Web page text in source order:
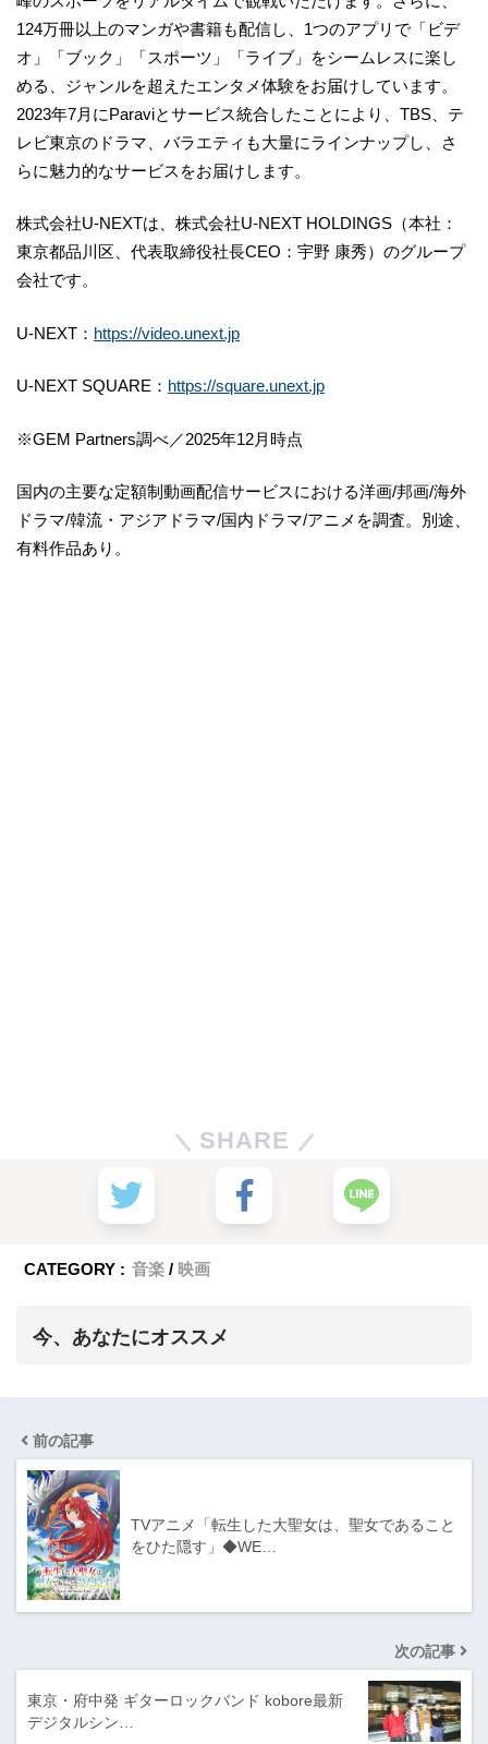
124万冊以上のマンガや書籍も配信し、1つのアプリで「ビデ
オ」「ブック」「スポーツ」「ライブ」をシームレスに楽し
める、ジャンルを超えたエンタメ体験をお届けしています。
2023年7月にParaviとサービス統合したことにより、TBS、テ
レビ東京のドラマ、バラエティも大量にラインナップし、さ
らに魅力的なサービスをお届けします。
株式会社U-NEXTは、株式会社U-NEXT HOLDINGS（本社：
東京都品川区、代表取締役社長CEO：宇野 康秀）のグループ
会社です。
U-NEXT： https://video.unext.jp
U-NEXT SQUARE： https://square.unext.jp
※GEM Partners調べ／2025年12月時点
国内の主要な定額制動画配信サービスにおける洋画/邦画/海外
ドラマ/韓流・アジアドラマ/国内ドラマ/アニメを調査。別途、
有料作品あり。
SHARE
CATEGORY : 音楽 映画
今、あなたにオススメ
前の記事
TVアニメ「転生した大聖女は、聖女であること
をひた隠す」◆WE…
次の記事
東京・府中発 ギターロックバンド kobore最新
デジタルシン…